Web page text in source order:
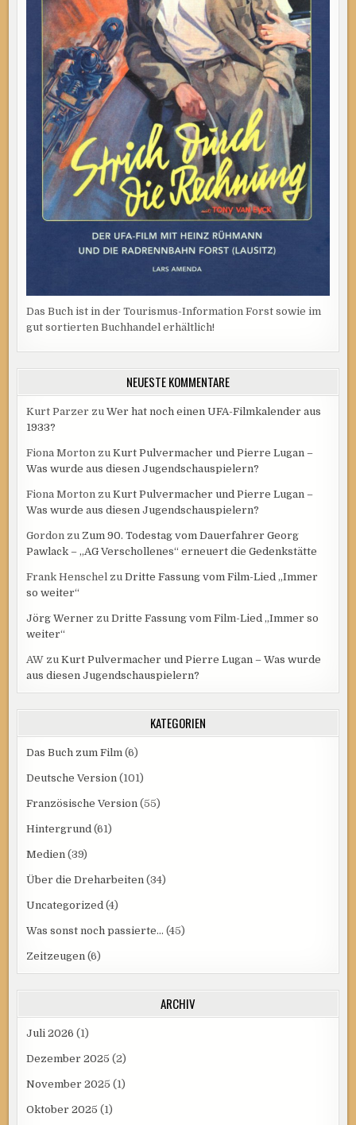
Das Buch ist in der Tourismus-Information Forst sowie im
gut sortierten Buchhandel erhältlich!
NEUESTE KOMMENTARE
Kurt Parzer zuWer hat noch einen UFA-Filmkalender aus
1933?
Fiona Morton zuKurt Pulvermacher und Pierre Lugan –
Was wurde aus diesen Jugendschauspielern?
Fiona Morton zuKurt Pulvermacher und Pierre Lugan –
Was wurde aus diesen Jugendschauspielern?
Gordon zu Zum 90. Todestag vom Dauerfahrer Georg
Pawlack – „AG Verschollenes“ erneuert die Gedenkstätte
Frank Henschel zuDritte Fassung vom Film-Lied „Immer
so weiter“
Jörg Werner zuDritte Fassung vom Film-Lied „Immer so
weiter“
AW zuKurt Pulvermacher und Pierre Lugan – Was wurde
aus diesen Jugendschauspielern?
KATEGORIEN
Das Buch zum Film (6)
Deutsche Version (101)
Französische Version (55)
Hintergrund (61)
Medien (39)
Über die Dreharbeiten (34)
Uncategorized (4)
Was sonst noch passierte… (45)
Zeitzeugen (6)
ARCHIV
Juli 2026 (1)
Dezember 2025 (2)
November 2025 (1)
Oktober 2025 (1)